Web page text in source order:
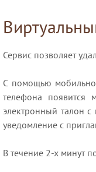
Сервис позволяет
С помощью
телефона появится
электронный талон
уведомление с
В течение 2-х минут